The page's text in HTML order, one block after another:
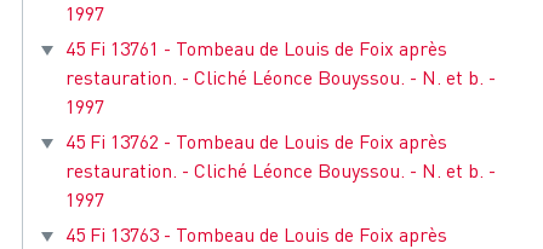
1997
45 Fi 13761 - Tombeau de Louis de Foix après
restauration. - Cliché Léonce Bouyssou. - N. et b. -
1997
45 Fi 13762 - Tombeau de Louis de Foix après
restauration. - Cliché Léonce Bouyssou. - N. et b. -
1997
45 Fi 13763 - Tombeau de Louis de Foix après